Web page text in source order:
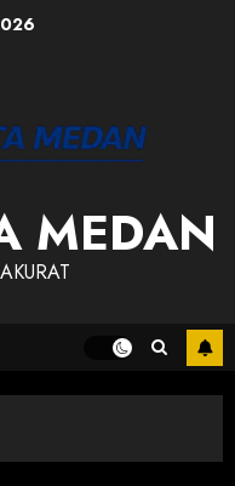
MEDAN